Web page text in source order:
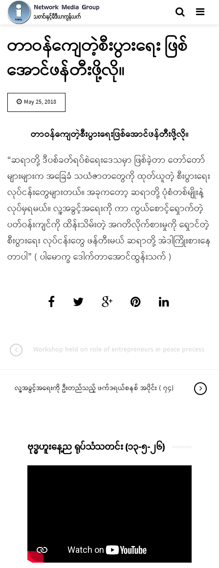
တာဝန်ကျေတဲ့စီးပွားရေး ဖြစ်
အောင်ဖန်တီးဖို့လို။
May 25, 2018
တာဝန်ကျေတဲ့စီးပွားရေးဖြစ်အောင်ဖန်တီးဖို့လို။
“ဆရာတို့ ဒီပစ်ခတ်ရပ်စဲရေးဒေသမှာ ဖြစ်ခဲ့တာ တော်တော်
များများက အခြေခံ သယံဇာတတွေကို ထုတ်ယူတဲ့ စီးပွားရေး
လုပ်ငန်းတွေများတယ်။ အခုကတော့ ဆရာတို့ ပုံစံတစ်မျိုးနဲ့
လုပ်မှရမယ်။ လူ့အခွင့်အရေးကို ကာ ကွယ်စောင့်ရှောက်တဲ့
ပတ်ဝန်းကျင်ကို ထိန်းသိမ်းတဲ့ အဂတိလိုက်စားမှုကို ရှောင်တဲ့
စီးပွားရေး လုပ်ငန်းတွေ ဖန်တီးမယ် ဆရာတို့ အဲဒါကြိုးစားနေ
တာပါ” ( ပါမောက္ခ ဒေါက်တာအောင်ထွန်းသက် )
Workshop held on role of entrepreneurs in peace process
လူ့အခွင့်အရေးကို ဦးတည်သည့် ဖက်ဒရယ်စနစ် အပိုင်း ( ၇၄)
ဗုဒ္ဓဟူးနေ့ည ရုပ်သံသတင်း (၁၃-၅-၂၆)